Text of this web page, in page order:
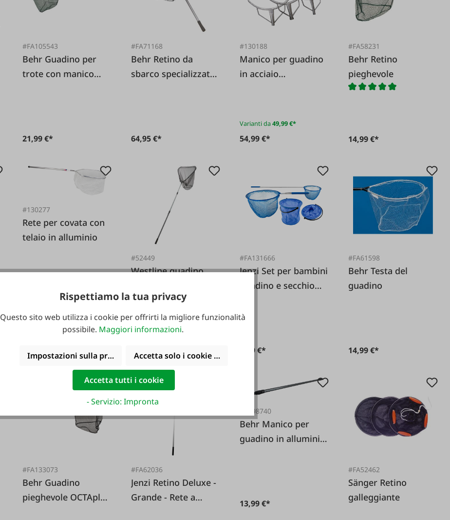
#FA105543
Behr Guadino per
trote con manico
21,99 €*
#FA71168
Behr Retino da
sbarco specializzato
64,95 €*
#130188
Manico per guadino
in acciaio
Varianti da49,99 €*
54,99 €*
#FA58231
Behr Retino
pieghevole
14,99 €*
#130277
Rete per covata con
telaio in alluminio
#52449
Westline guadino
Varianti da 23,99 €*
25,99 €*
#FA131666
Jenzi Set per bambini
guadino e secchio
5,99 €*
#FA61598
Behr Testa del
guadino
14,99 €*
#FA133073
Behr Guadino
pieghevole OCTAplus
#FA62036
Jenzi Retino Deluxe -
Grande - Rete a
#FA98740
Behr Manico per
guadino in alluminio.
13,99 €*
#FA52462
Sänger Retino
galleggiante
Rispettiamo la tua privacy
Questo sito web utilizza i cookie per offrirti la migliore funzionalità
possibile. Maggiori informazioni.
Impostazioni sulla privacy Accetta solo i cookie funzionali
Accetta tutti i cookie
- Servizio: Impronta